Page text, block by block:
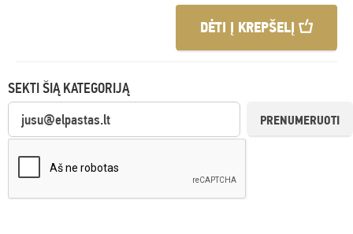
DĖTI Į KREPŠELĮ
SEKTI ŠIĄ KATEGORIJĄ
PRENUMERUOTI